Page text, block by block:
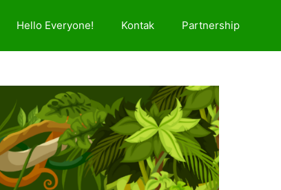
Hello Everyone! Kontak Partnership